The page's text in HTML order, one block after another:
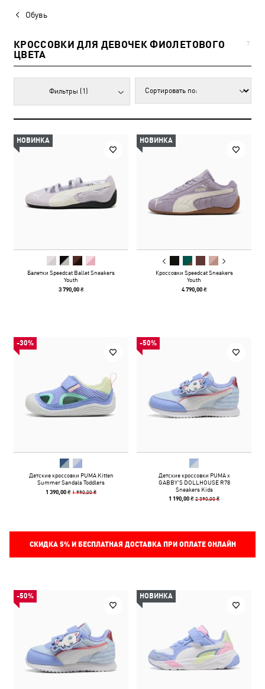
Обувь
КРОССОВКИ ДЛЯ ДЕВОЧЕК ФИОЛЕТОВОГО
ЦВЕТА
7
Фильтры (1)
НОВИНКА
Балетки Speedcat Ballet Sneakers
Youth
3 790,00 ₴
НОВИНКА
Кроссовки Speedcat Sneakers
Youth
4 790,00 ₴
-30%
Детские кроссовки PUMA Kitten
Summer Sandals Toddlers
1 390,00 ₴1 990,00 ₴
-50%
Детские кроссовки PUMA x
GABBY'S DOLLHOUSE R78
Sneakers Kids
1 190,00 ₴2 390,00 ₴
СКИДКА 5%И БЕСПЛАТНАЯ ДОСТАВКА ПРИ ОПЛАТЕ ОНЛАЙН
-50% НОВИНКА